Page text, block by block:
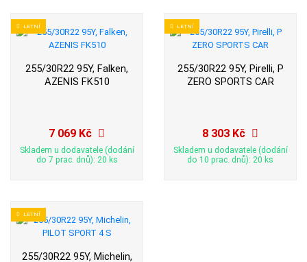
LETNÍ
255/30R22 95Y, Falken,
AZENIS FK510
7 069 Kč
Skladem u dodavatele (dodání
do 7 prac. dnů): 20 ks
LETNÍ
255/30R22 95Y, Pirelli, P
ZERO SPORTS CAR
8 303 Kč
Skladem u dodavatele (dodání
do 10 prac. dnů): 20 ks
LETNÍ
255/30R22 95Y, Michelin,